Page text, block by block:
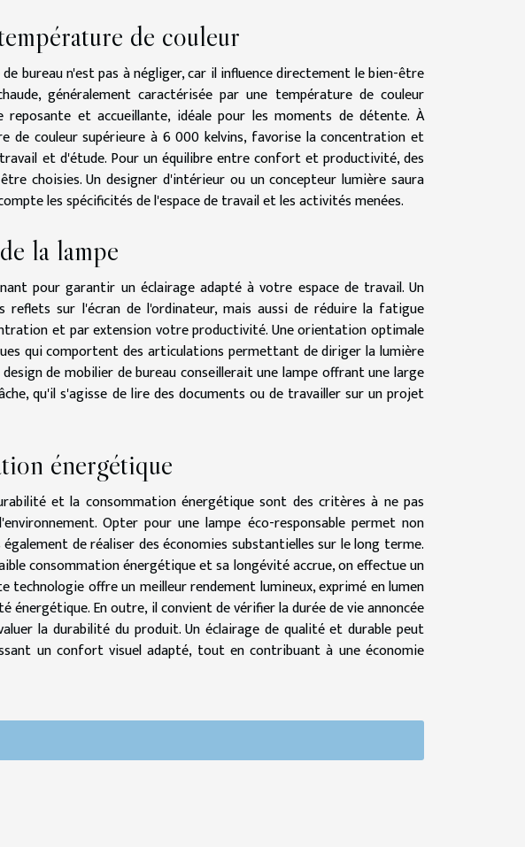
de couleur
bureau n'est pas à négliger, car il influence directement le bien-être
généralement caractérisée par une température de couleur
et accueillante, idéale pour les moments de détente. À
de couleur supérieure à 6 000 kelvins, favorise la concentration et
et d'étude. Pour un équilibre entre confort et productivité, des
choisies. Un designer d'intérieur ou un concepteur lumière saura
les spécificités de l'espace de travail et les activités menées.
la lampe
pour garantir un éclairage adapté à votre espace de travail. Un
reflets sur l'écran de l'ordinateur, mais aussi de réduire la fatigue
et par extension votre productivité. Une orientation optimale
qui comportent des articulations permettant de diriger la lumière
de mobilier de bureau conseillerait une lampe offrant une large
qu'il s'agisse de lire des documents ou de travailler sur un projet
énergétique
et la consommation énergétique sont des critères à ne pas
Opter pour une lampe éco-responsable permet non
de réaliser des économies substantielles sur le long terme.
consommation énergétique et sa longévité accrue, on effectue un
technologie offre un meilleur rendement lumineux, exprimé en lumen
En outre, il convient de vérifier la durée de vie annoncée
la durabilité du produit. Un éclairage de qualité et durable peut
un confort visuel adapté, tout en contribuant à une économie